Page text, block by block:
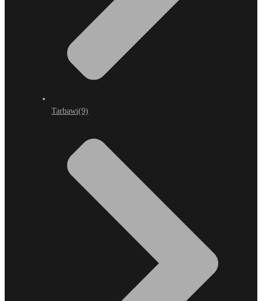
Tarbawi(9)